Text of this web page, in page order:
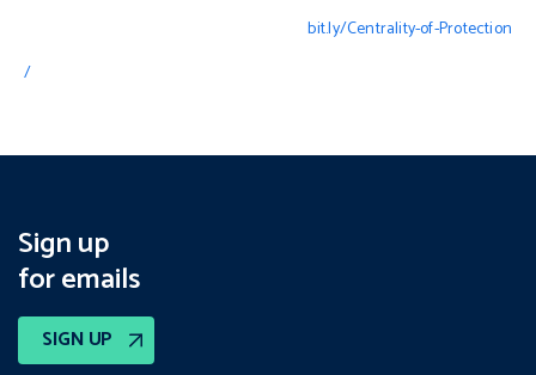
bit.ly/Centrality-of-Protection
/
Sign up
for emails
SIGN UP